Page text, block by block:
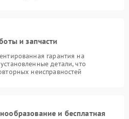
и запчасти
гарантия на
детали, что
неисправностей
и бесплатная